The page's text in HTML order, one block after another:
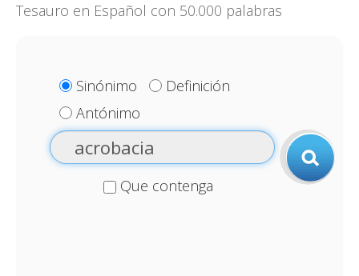
Tesauro en Español con 50.000 palabras
Sinónimo
Definición
Antónimo
Que contenga